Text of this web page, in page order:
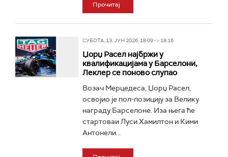
Прочитај
СУБОТА, 13. ЈУН 2026, 18:09 -> 18:16
Џорџ Расел најбржи у
квалификацијама у Барселони,
Леклер се поново слупао
Возач Мерцедеса, Џорџ Расел,
освојио је пол-позицију за Велику
награду Барселоне. Иза њега ће
стартоваи Луси Хамилтон и Кими
Антонели...